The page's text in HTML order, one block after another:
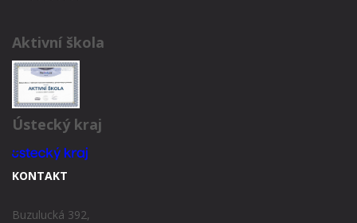
Aktivní škola
Ústecký kraj
KONTAKT
Buzulucká 392,